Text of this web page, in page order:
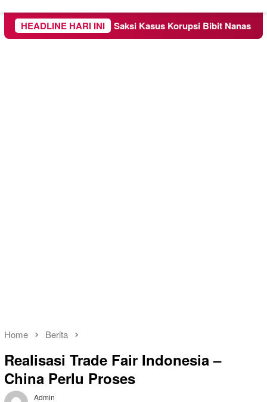
HEADLINE HARI INI
Saksi Kasus Korupsi Bibit Nanas Sulsel Rp 52,4 Miliar
Home Berita
Realisasi Trade Fair Indonesia –
China Perlu Proses
Admin